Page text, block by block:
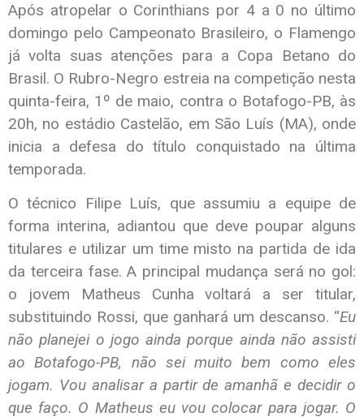
Após atropelar o Corinthians por 4 a 0 no último
domingo pelo Campeonato Brasileiro, o Flamengo
já volta suas atenções para a Copa Betano do
Brasil. O Rubro-Negro estreia na competição nesta
quinta-feira, 1º de maio, contra o Botafogo-PB, às
20h, no estádio Castelão, em São Luís (MA), onde
inicia a defesa do título conquistado na última
temporada.
O técnico Filipe Luís, que assumiu a equipe de
forma interina, adiantou que deve poupar alguns
titulares e utilizar um time misto na partida de ida
da terceira fase. A principal mudança será no gol:
o jovem Matheus Cunha voltará a ser titular,
substituindo Rossi, que ganhará um descanso. “Eu
não planejei o jogo ainda porque ainda não assisti
ao Botafogo-PB, não sei muito bem como eles
jogam. Vou analisar a partir de amanhã e decidir o
que faço. O Matheus eu vou colocar para jogar. O